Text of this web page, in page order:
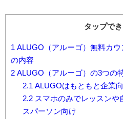
タップで
1 ALUGO（アルーゴ）無料カ
の内容
2 ALUGO（アルーゴ）の3つの
2.1 ALUGOはもともと企業
2.2スマホのみでレッスンや
スパーソン向け